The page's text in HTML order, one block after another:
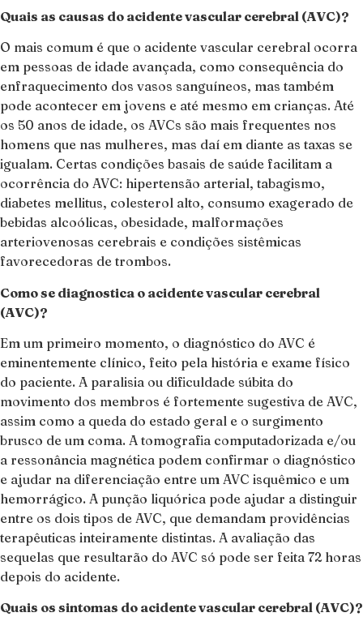
Quais as causas do acidente vascular cerebral (AVC)?
O mais comum é que o acidente vascular cerebral ocorra
em pessoas de idade avançada, como consequência do
enfraquecimento dos vasos sanguíneos, mas também
pode acontecer em jovens e até mesmo em crianças. Até
os 50 anos de idade, os AVCs são mais frequentes nos
homens que nas mulheres, mas daí em diante as taxas se
igualam. Certas condições basais de saúde facilitam a
ocorrência do AVC: hipertensão arterial, tabagismo,
diabetes mellitus, colesterol alto, consumo exagerado de
bebidas alcoólicas, obesidade, malformações
arteriovenosas cerebrais e condições sistêmicas
favorecedoras de trombos.
Como se diagnostica o acidente vascular cerebral
(AVC)?
Em um primeiro momento, o diagnóstico do AVC é
eminentemente clínico, feito pela história e exame físico
do paciente. A paralisia ou dificuldade súbita do
movimento dos membros é fortemente sugestiva de AVC,
assim como a queda do estado geral e o surgimento
brusco de um coma. A tomografia computadorizada e/ou
a ressonância magnética podem confirmar o diagnóstico
e ajudar na diferenciação entre um AVC isquêmico e um
hemorrágico. A punção liquórica pode ajudar a distinguir
entre os dois tipos de AVC, que demandam providências
terapêuticas inteiramente distintas. A avaliação das
sequelas que resultarão do AVC só pode ser feita 72 horas
depois do acidente.
Quais os sintomas do acidente vascular cerebral (AVC)?